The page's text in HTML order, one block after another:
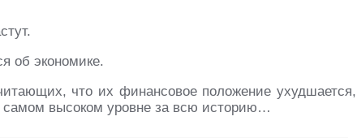
об экономике.
что их финансовое положение ухудшается,
самом высоком уровне за всю историю…